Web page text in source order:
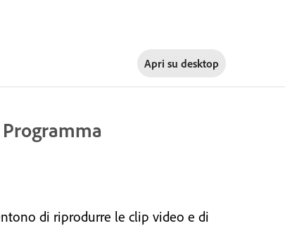
Apri su desktop
di riprodurre le clip video e di